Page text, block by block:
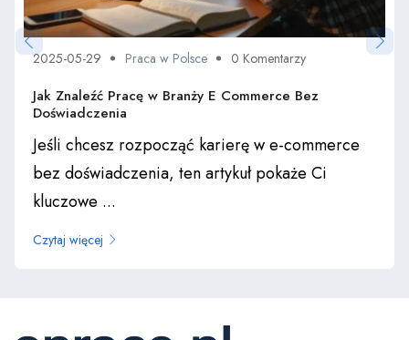
2025-05-29 Praca w Polsce 0 Komentarzy
Jak Znaleźć Pracę w Branży E Commerce Bez
Doświadczenia
Jeśli chcesz rozpocząć karierę w e-commerce
bez doświadczenia, ten artykuł pokaże Ci
kluczowe ...
Czytaj więcej